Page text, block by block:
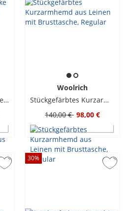
Gefütterte Bomberjacke Sailing aus zweilagigem Gewebe
Woolrich
Stückgefärbtes Kurzarmhemd aus Leinen mit Brusttasche, Regular
140,00 € 98,00 €
30%